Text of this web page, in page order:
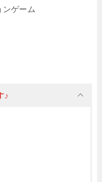
ンゲーム
♪